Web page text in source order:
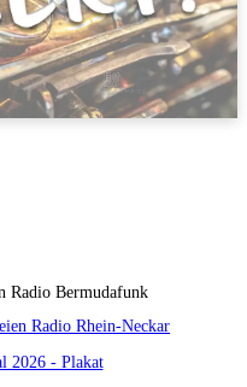
Radio Rhein-Neckar